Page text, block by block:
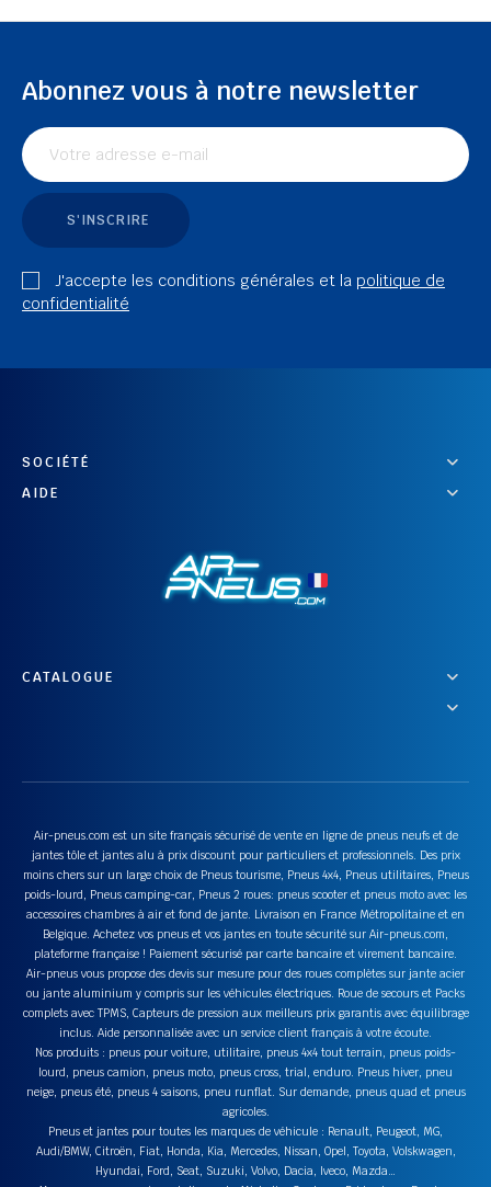
Abonnez vous à notre newsletter
S'INSCRIRE
J'accepte les conditions générales et la politique de
confidentialité
SOCIÉTÉ
AIDE
CATALOGUE
Air-pneus.com est un site français sécurisé de vente en ligne de pneus neufs et de
jantes tôle et jantes alu à prix discount pour particuliers et professionnels. Des prix
moins chers sur un large choix de Pneus tourisme, Pneus 4x4, Pneus utilitaires, Pneus
poids-lourd, Pneus camping-car, Pneus 2 roues: pneus scooter et pneus moto avec les
accessoires chambres à air et fond de jante. Livraison en France Métropolitaine et en
Belgique. Achetez vos pneus et vos jantes en toute sécurité sur Air-pneus.com,
plateforme française ! Paiement sécurisé par carte bancaire et virement bancaire.
Air-pneus vous propose des devis sur mesure pour des roues complètes sur jante acier
ou jante aluminium y compris sur les véhicules électriques. Roue de secours et Packs
complets avec TPMS, Capteurs de pression aux meilleurs prix garantis avec équilibrage
inclus. Aide personnalisée avec un service client français à votre écoute.
Nos produits : pneus pour voiture, utilitaire, pneus 4x4 tout terrain, pneus poids-
lourd, pneus camion, pneus moto, pneus cross, trial, enduro. Pneus hiver, pneu
neige, pneus été, pneus 4 saisons, pneu runflat. Sur demande, pneus quad et pneus
agricoles.
Pneus et jantes pour toutes les marques de véhicule : Renault, Peugeot, MG,
Audi/BMW, Citroën, Fiat, Honda, Kia, Mercedes, Nissan, Opel, Toyota, Volskwagen,
Hyundai, Ford, Seat, Suzuki, Volvo, Dacia, Iveco, Mazda…